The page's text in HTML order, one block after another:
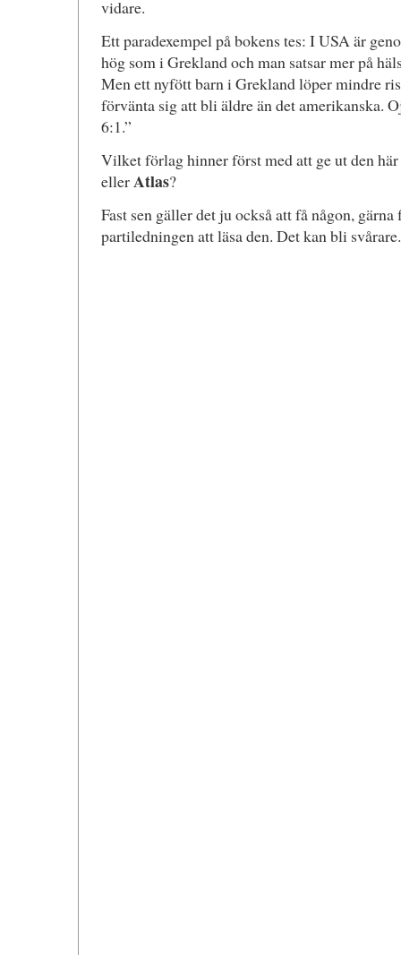
vidare.
Ett paradexempel på bokens tes: I USA är
hög som i Grekland och man satsar mer på
Men ett nyfött barn i Grekland löper mindre
förvänta sig att bli äldre än det amerikanska.
6:1.”
Vilket förlag hinner först med att ge ut den
ellerAtlas?
Fast sen gäller det ju också att få någon,
partiledningen att läsa den. Det kan bli svårare.